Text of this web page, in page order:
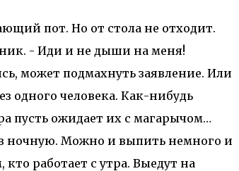
пот. Но от стола не отходит.
- Иди и не дыши на меня!
может подмахнуть заявление. Или
одного человека. Как-нибудь
пусть ожидает их с магарычом…
ночную. Можно и выпить немного и
работает с утра. Выедут на